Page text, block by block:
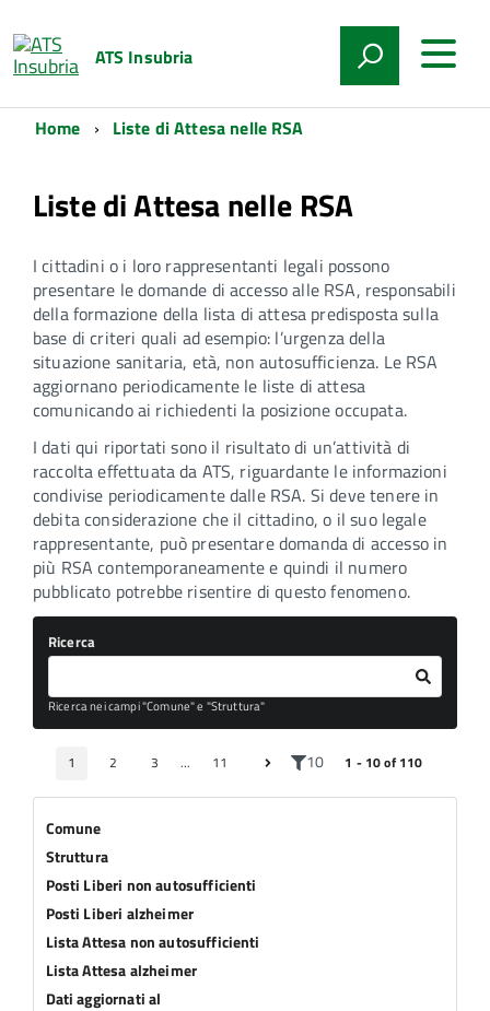
ATS Insubria
Home Liste di Attesa nelle RSA
Liste di Attesa nelle RSA
I cittadini o i loro rappresentanti legali possono
presentare le domande di accesso alle RSA, responsabili
della formazione della lista di attesa predisposta sulla
base di criteri quali ad esempio: l’urgenza della
situazione sanitaria, età, non autosufficienza. Le RSA
aggiornano periodicamente le liste di attesa
comunicando ai richiedenti la posizione occupata.
I dati qui riportati sono il risultato di un’attività di
raccolta effettuata da ATS, riguardante le informazioni
condivise periodicamente dalle RSA. Si deve tenere in
debita considerazione che il cittadino, o il suo legale
rappresentante, può presentare domanda di accesso in
più RSA contemporaneamente e quindi il numero
pubblicato potrebbe risentire di questo fenomeno.
Ricerca
Ricerca nei campi "Comune" e "Struttura"
1 2 3 ... 11 10 1 - 10 of 110
Comune
Struttura
Posti Liberi non autosufficienti
Posti Liberi alzheimer
Lista Attesa non autosufficienti
Lista Attesa alzheimer
Dati aggiornati al